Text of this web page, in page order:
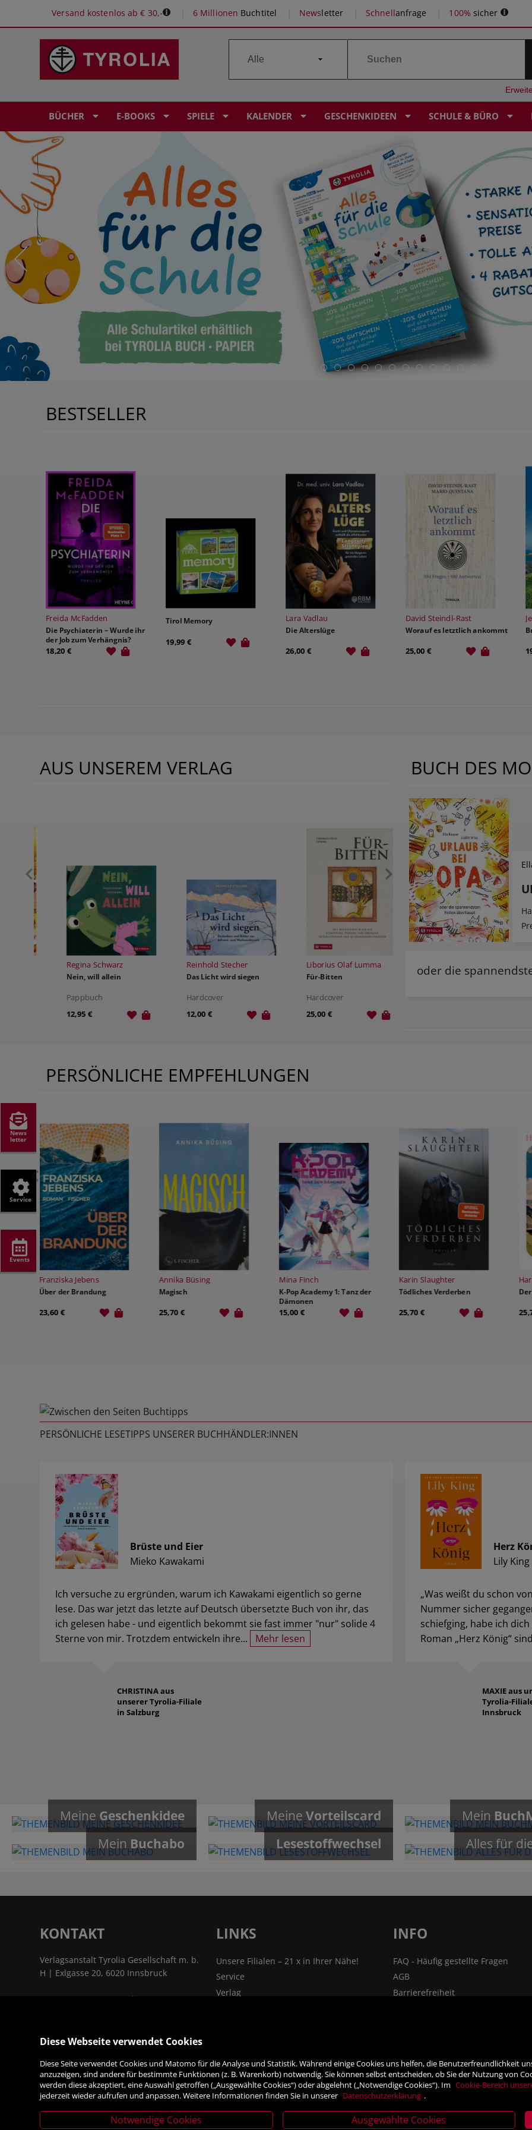
Versand kostenlos ab € 30,- 6 Millionen Buchtitel Newsletter Schnellanfrage 100% sicher
BÜCHER E-BOOKS SPIELE KALENDER GESCHENKIDEEN SCHULE & BÜRO
News
letter
Service
Events
BESTSELLER
Freida McFadden
Die Psychiaterin – Wurde ihr
der Job zum Verhängnis?
18,20 €
Tirol Memory
19,99 €
Lara Vadlau
Die Alterslüge
26,00 €
David Steindl-Rast
Worauf es letztlich ankommt
25,00 €
AUS UNSEREM VERLAG
Regina Schwarz
Nein, will allein
Pappbuch
Reinhold Stecher
Das Licht wird siegen
Hardcover
Liborius Olaf Lumma
Für-Bitten
Hardcover
Nils Mohl
Im Namen des Spektakels
BUCH DES
oder die
PERSÖNLICHE EMPFEHLUNGEN
Annika Büsing
Magisch
25,70 €
Mina Finch
K-Pop Academy 1: Tanz der
15,00 €
Karin Slaughter
Tödliches Verderben
25,70 €
Harry Kämmerer
Der Raum, der bleibt
25,70 €
PERSÖNLICHE LESETIPPS UNSERER BUCHHÄNDLER:INNEN
Brüste und Eier
Mieko Kawakami
Ich versuche zu ergründen, warum ich Kawakami eigentlich so gerne
lese. Das war jetzt das letzte auf Deutsch übersetzte Buch von ihr, das
ich gelesen habe - und eigentlich bekommt sie fast immer "nur" solide 4
Sterne von mir. Trotzdem entwickeln ihre...
Mehr lesen
CHRISTINAaus
unserer Tyrolia-Filiale
in Salzburg
Herz
Lily King
„Was weißt du schon
Nummer sicher
schiefging, habe ich
Roman „Herz König“
MAXIEaus
Tyrolia-
Innsbruck
Meine Geschenkidee Meine Vorteilscard Mein
Mein Buchabo Lesestoffwechsel Alles für
KONTAKT
Verlagsanstalt Tyrolia Gesellschaft m. b.
H | Exlgasse 20, 6020 Innsbruck
| F: +43 (0) 512 22
ALLES
FÜRS BÜRO
LINKS
Unsere Filialen – 21 x in Ihrer Nähe!
Service
Verlag
INFO
FAQ - Häufig gestellte Fragen
AGB
Barrierefreiheit
Diese Webseite verwendet Cookies
Diese Seite verwendet Cookies und Matomo für die Analyse und Statistik. Während einige Cookies uns helfen, die Benutzerfreundlichkeit
anzuzeigen, sind andere für bestimmte Funktionen (z. B. Warenkorb) notwendig. Sie können selbst entscheiden, ob Sie der Nutzung von
werden diese akzeptiert, eine Auswahl getroffen („Ausgewählte Cookies“) oder abgelehnt („Notwendige Cookies“). Im Cookie-Bereich
jederzeit wieder aufrufen und anpassen. Weitere Informationen finden Sie in unserer Datenschutzerklärung .
Notwendige Cookies Ausgewählte Cookies